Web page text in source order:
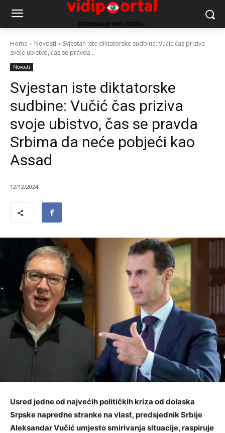
Home Novosti
Svjestan iste diktatorske sudbine: Vučić čas priziva
svoje ubistvo, čas se pravda...
Novosti
Svjestan iste diktatorske
sudbine: Vučić čas priziva
svoje ubistvo, čas se pravda
Srbima da neće pobjeći kao
Assad
12/12/2024
Usred jedne od najvećih političkih kriza od dolaska
Srpske napredne stranke na vlast, predsjednik Srbije
Aleksandar Vučić umjesto smirivanja situacije, raspiruje